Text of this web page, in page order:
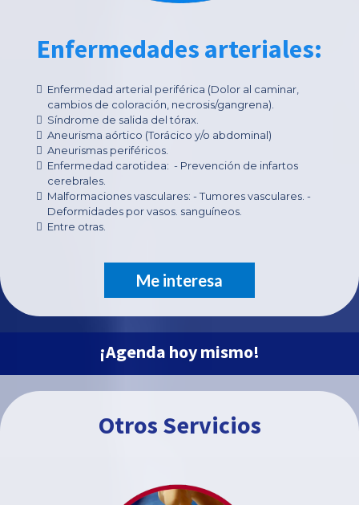
Enfermedades arteriales:
Enfermedad arterial periférica (Dolor al caminar,
cambios de coloración, necrosis/gangrena).
Síndrome de salida del tórax.
Aneurisma aórtico (Torácico y/o abdominal)
Aneurismas periféricos.
Enfermedad carotidea: - Prevención de infartos
cerebrales.
Malformaciones vasculares: - Tumores vasculares. -
Deformidades por vasos. sanguíneos.
Entre otras.
Me interesa
¡Agenda hoy mismo!
Otros Servicios